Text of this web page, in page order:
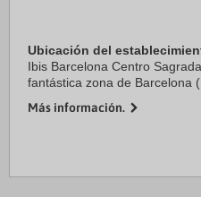
Ubicación del
Ibis Barcelona Centro
fantástica zona de Barcelona
encuentra a 2,2 km de Plaza
Más información.